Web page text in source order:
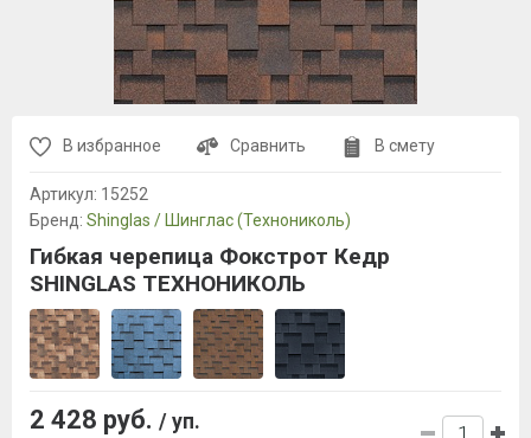
В избранное Сравнить В смету
Артикул: 15252
Бренд: Shinglas / Шинглас (Технониколь)
Гибкая черепица Фокстрот Кедр
SHINGLAS ТЕХНОНИКОЛЬ
2 428 руб. / уп.